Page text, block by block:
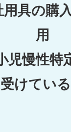
用具の購
用
児慢性特
けてい